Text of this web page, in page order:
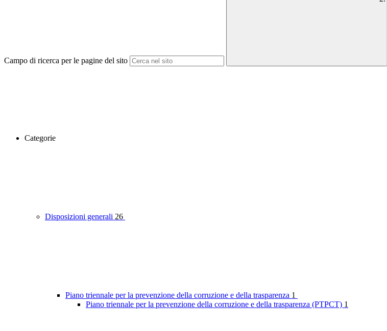
Campo di ricerca per le pagine del sito
Categorie
Disposizioni generali 26
Piano triennale per la prevenzione della corruzione e della trasparenza 1
Piano triennale per la prevenzione della corruzione e della trasparenza (PTPCT) 1